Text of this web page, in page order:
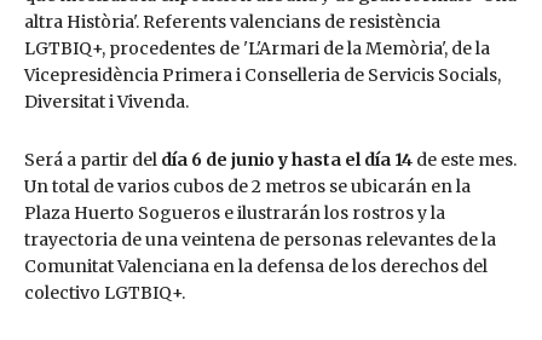
altra Història'. Referents valencians de resistència
LGTBIQ+, procedentes de 'L'Armari de la Memòria', de la
Vicepresidència Primera i Conselleria de Servicis Socials,
Diversitat i Vivenda.
Será a partir del día 6 de junio y hasta el día 14 de este mes.
Un total de varios cubos de 2 metros se ubicarán en la
Plaza Huerto Sogueros e ilustrarán los rostros y la
trayectoria de una veintena de personas relevantes de la
Comunitat Valenciana en la defensa de los derechos del
colectivo LGTBIQ+.